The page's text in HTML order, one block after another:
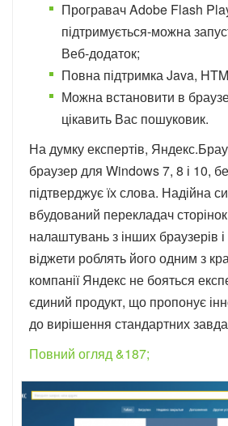
Програвач Adobe Flash
підтримується-можна
Веб-додаток;
Повна підтримка Java,
Можна встановити в
цікавить Вас пошуковик.
На думку експертів,
браузер для Windows 7, 8 і 10,
підтверджує їх слова. Надійна
вбудований перекладач
налаштувань з інших браузерів
віджети роблять його одним з
компанії Яндекс не бояться
єдиний продукт, що пропонує
до вирішення стандартних
Повний огляд &187;